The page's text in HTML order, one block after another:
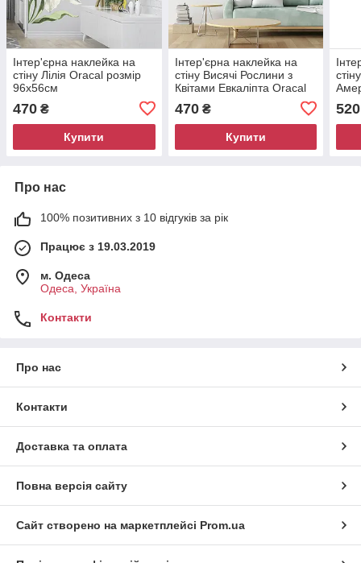
Інтер'єрна наклейка на
стіну Лілія Oracal розмір
96х56см
470 ₴
Купити
Інтер'єрна наклейка на
стіну Висячі Рослини з
Квітами Евкаліпта Oracal
470₴
Купити
520
Про нас
100% позитивних з 10 відгуків за рік
Працює з 19.03.2019
м. Одеса
Одеса, Україна
Контакти
Про нас
Контакти
Доставка та оплата
Повна версія сайту
Сайт створено на маркетплейсі Prom.ua